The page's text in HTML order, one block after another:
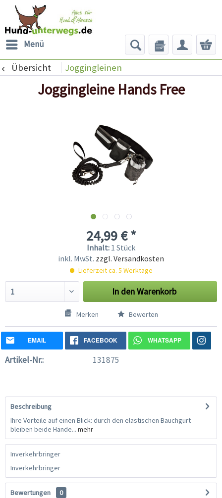
Menü
Übersicht Joggingleinen
Joggingleine Hands Free
24,99 € *
Inhalt: 1 Stück
inkl. MwSt. zzgl. Versandkosten
Lieferzeit ca. 5 Werktage
In denWarenkorb
Merken Bewerten
EMAIL FACEBOOK WHATSAPP
Artikel-Nr.: 131875
Beschreibung
Ihre Vorteile auf einen Blick: durch den elastischen Bauchgurt
bleiben beide Hände... mehr
Inverkehrbringer
Inverkehrbringer
Bewertungen
0